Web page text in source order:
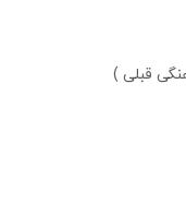
قبلی )